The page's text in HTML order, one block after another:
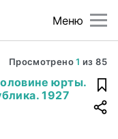
Меню
Просмотрено1 из85
юрты.
1927